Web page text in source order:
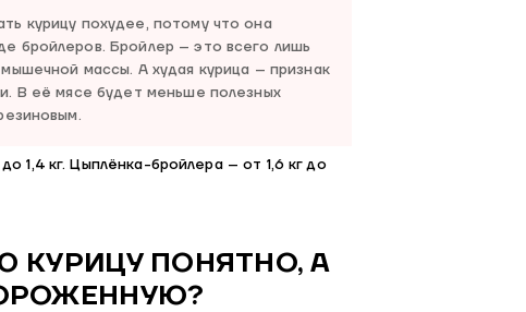
курицу похудее, потому что она
бройлеров. Бройлер – это всего лишь
массы. А худая курица – признак
В её мясе будет меньше полезных
1,4 кг. Цыплёнка-бройлера – от 1,6 кг до
КУРИЦУ ПОНЯТНО, А